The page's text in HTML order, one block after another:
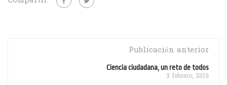
Publicación anterior
Ciencia ciudadana, un reto de todos
3 febrero, 2019